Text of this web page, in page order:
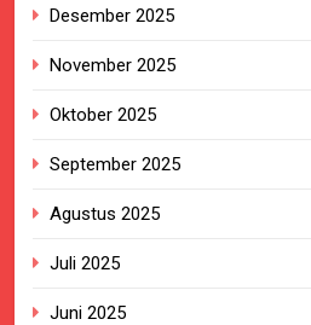
Desember 2025
November 2025
Oktober 2025
September 2025
Agustus 2025
Juli 2025
Juni 2025